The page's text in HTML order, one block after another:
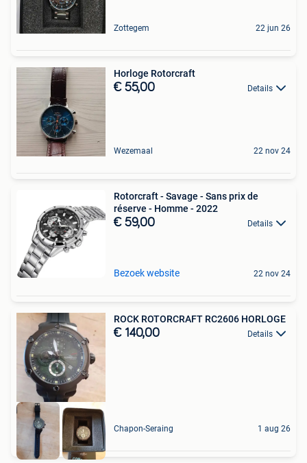
Zottegem 22 jun 26
Horloge Rotorcraft
€ 55,00 Details
Wezemaal 22 nov 24
Rotorcraft - Savage - Sans prix de
réserve - Homme - 2022
€ 59,00 Details
Bezoek website 22 nov 24
ROCK ROTORCRAFT RC2606 HORLOGE
€ 140,00 Details
Chapon-Seraing 1 aug 26